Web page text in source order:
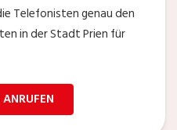
Telefonisten genau den
in der Stadt Prien für